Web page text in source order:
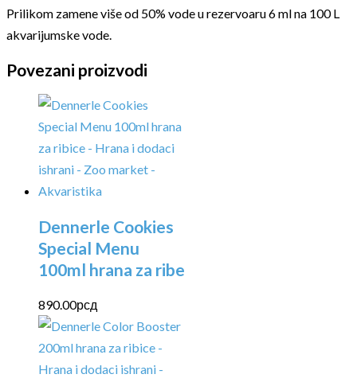
Prilikom zamene više od 50% vode u rezervoaru 6 ml na 100 L
akvarijumske vode.
Povezani proizvodi
Dennerle Cookies
Special Menu
100ml hrana za ribe
890.00рсд